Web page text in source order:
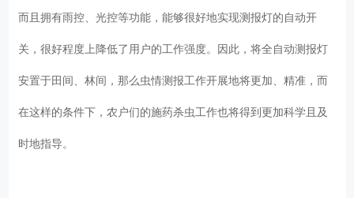
而且拥有雨控、光控等功能，能够很好地实现测报灯的自动开
关，很好程度上降低了用户的工作强度。因此，将全自动测报灯
安置于田间、林间，那么虫情测报工作开展地将更加、精准，而
在这样的条件下，农户们的施药杀虫工作也将得到更加科学且及
时地指导。